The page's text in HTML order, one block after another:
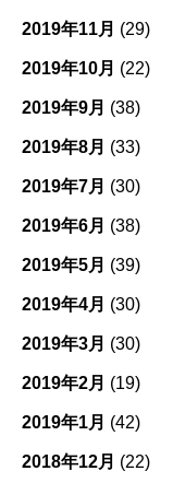
2019年11月 (29)
2019年10月 (22)
2019年9月 (38)
2019年8月 (33)
2019年7月 (30)
2019年6月 (38)
2019年5月 (39)
2019年4月 (30)
2019年3月 (30)
2019年2月 (19)
2019年1月 (42)
2018年12月 (22)